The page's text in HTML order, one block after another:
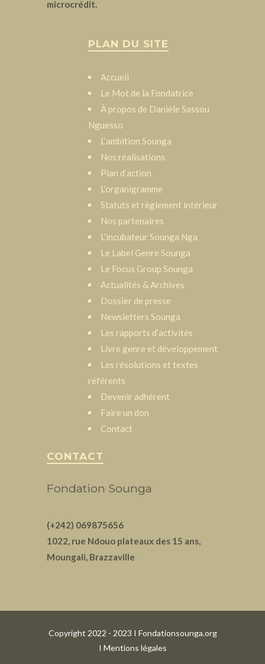
microcrédit.
PLAN DU SITE
Accueil
Le Mot de la Fondatrice
À propos de Danièle Sassou
Nguesso
L‘ambition Sounga
Nos réalisations
Plan d’action
L’organigramme
Statuts et règlement intérieur
Nos partenaires
L’incubateur Sounga Nga
Le Label Genre Sounga
Le Focus Group Sounga
Actualités & Archives
Dossier de presse
Newsletters Sounga
Les rapports d’activités
Livre genre et développement
Les résolutions et textes
référents
Devenir adhérent
Faire un don
Contact
CONTACT
Fondation Sounga
(+242) 069875656
1022, rue Ndouo plateaux des 15 ans,
Moungali, Brazzaville
Copyright 2022 - 2023 I Fondationsounga.org
I Mentions légales